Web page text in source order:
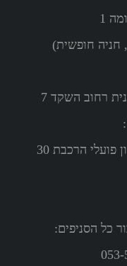
חניה חופשית)
רחוב השקד 7
פועלי הרכבת 30
כל הסניפים: